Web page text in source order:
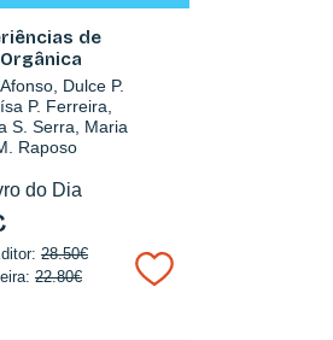
de
Dulce P.
P. Ferreira,
S. Serra, Maria
Raposo
do Dia
28.50€
22.80€